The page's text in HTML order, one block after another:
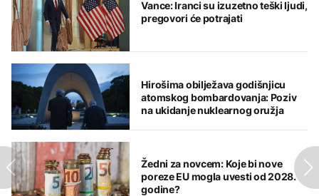
Vance: Iranci su izuzetno teški ljudi,
pregovori će potrajati
Hirošima obilježava godišnjicu
atomskog bombardovanja: Poziv
na ukidanje nuklearnog oružja
Žedni za novcem: Koje bi nove
poreze EU mogla uvesti od 2028.
godine?